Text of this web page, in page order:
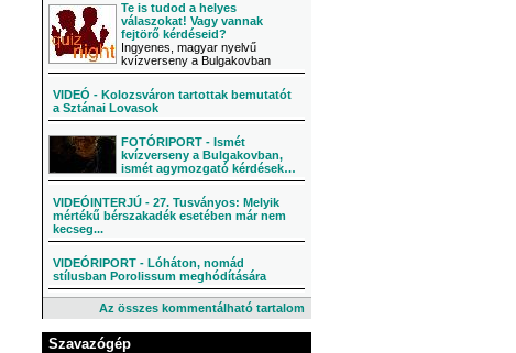
Te is tudod a helyes
válaszokat! Vagy vannak
fejtörő kérdéseid?
Ingyenes, magyar nyelvű
kvízverseny a Bulgakovban
VIDEÓ - Kolozsváron tartottak bemutatót
a Sztánai Lovasok
FOTÓRIPORT - Ismét
kvízverseny a Bulgakovban,
ismét agymozgató kérdések…
VIDEÓINTERJÚ - 27. Tusványos: Melyik
mértékű bérszakadék esetében már nem
kecseg...
VIDEÓRIPORT - Lóháton, nomád
stílusban Porolissum meghódítására
Az összes kommentálható tartalom
Szavazógép